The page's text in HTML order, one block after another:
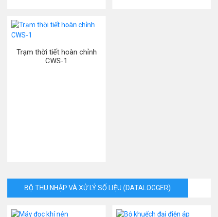
Trạm thời tiết hoàn chỉnh
CWS-1
BỘ THU NHẬP VÀ XỬ LÝ SỐ LIỆU (DATALOGGER)